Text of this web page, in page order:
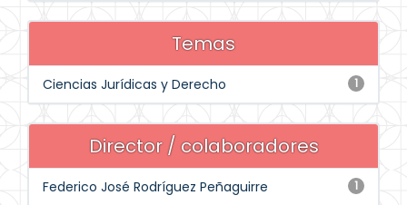
Temas
1
Ciencias Jurídicas y Derecho
Director / colaboradores
1
Federico José Rodríguez Peñaguirre